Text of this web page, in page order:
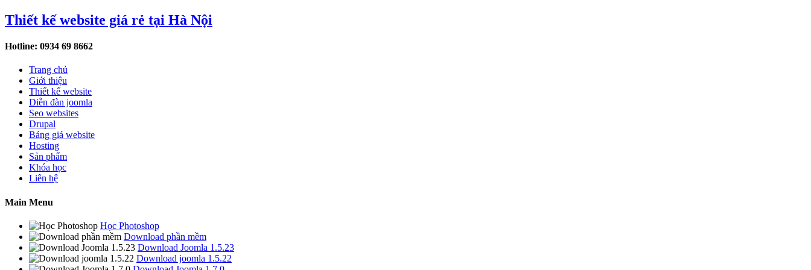
Thiết kế website giá rẻ tại Hà Nội
Hotline: 0934 69 8662
Trang chủ
Giới thiệu
Thiết kế website
Diễn đàn joomla
Seo websites
Drupal
Bảng giá website
Hosting
Sản phẩm
Khóa học
Liên hệ
Main Menu
Học Photoshop
Download phần mềm
Download Joomla 1.5.23
Download joomla 1.5.22